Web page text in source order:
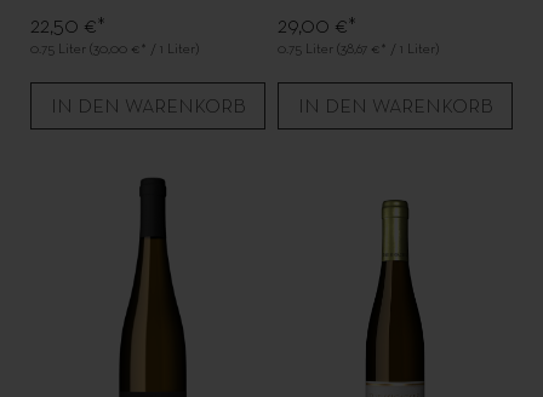
22,50 €*
0.75 Liter (30,00 €* / 1 Liter)
IN DEN WARENKORB
29,00 €*
0.75 Liter (38,67 €* / 1 Liter)
IN DEN WARENKORB